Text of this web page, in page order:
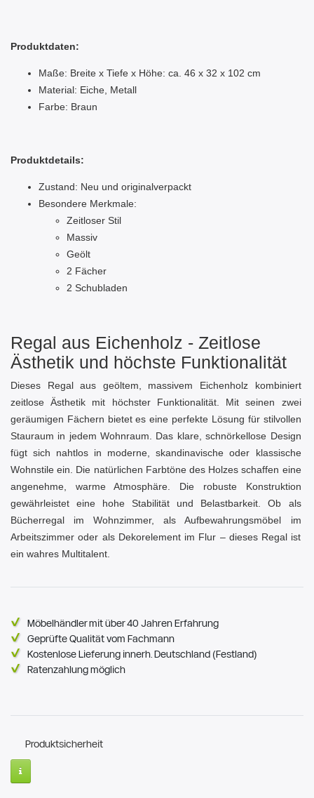
Produktdaten:
Maße: Breite x Tiefe x Höhe: ca. 46 x 32 x 102 cm
Material: Eiche, Metall
Farbe: Braun
Produktdetails:
Zustand: Neu und originalverpackt
Besondere Merkmale:
Zeitloser Stil
Massiv
Geölt
2 Fächer
2 Schubladen
Regal aus Eichenholz - Zeitlose
Ästhetik und höchste Funktionalität
Dieses Regal aus geöltem, massivem Eichenholz kombiniert
zeitlose Ästhetik mit höchster Funktionalität. Mit seinen zwei
geräumigen Fächern bietet es eine perfekte Lösung für stilvollen
Stauraum in jedem Wohnraum. Das klare, schnörkellose Design
fügt sich nahtlos in moderne, skandinavische oder klassische
Wohnstile ein. Die natürlichen Farbtöne des Holzes schaffen eine
angenehme, warme Atmosphäre. Die robuste Konstruktion
gewährleistet eine hohe Stabilität und Belastbarkeit. Ob als
Bücherregal im Wohnzimmer, als Aufbewahrungsmöbel im
Arbeitszimmer oder als Dekorelement im Flur – dieses Regal ist
ein wahres Multitalent.
Möbelhändler mit über 40 Jahren Erfahrung
Geprüfte Qualität vom Fachmann
Kostenlose Lieferung innerh. Deutschland (Festland)
Ratenzahlung möglich
Produktsicherheit